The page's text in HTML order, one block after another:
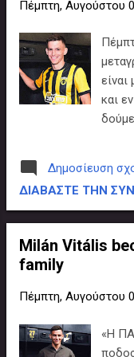
Πέμπτη, Αυγούστου
και
2/48
το
Δημοσίευση
ΔΙΑΒΆΣΤΕ ΤΗΝ
Milán Vitális
family
Πέμπτη, Αυγούστου
«Η